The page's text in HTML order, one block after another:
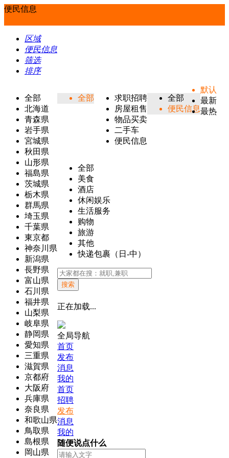
便民信息
区域
便民信息
筛选
排序
全部
北海道
青森県
岩手県
宮城県
秋田県
山形県
福島県
茨城県
栃木県
群馬県
埼玉県
千葉県
東京都
神奈川県
新潟県
長野県
富山県
石川県
福井県
山梨県
岐阜県
静岡県
愛知県
三重県
滋賀県
京都府
大阪府
兵庫県
奈良県
和歌山県
鳥取県
島根県
岡山県
全部
求职招聘
房屋租售
物品买卖
二手车
便民信息
全部
便民信息
全部
美食
酒店
休闲娱乐
生活服务
购物
旅游
其他
快递包裹（日-中）
默认
最新
最热
搜索
正在加载...
全局导航
首页
发布
消息
我的
首页
招聘
发布
消息
我的
随便说点什么